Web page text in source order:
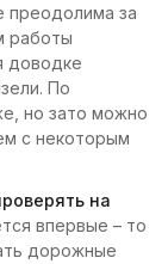
преодолима за
работы
доводке
По
но зато можно
с некоторым
на
впервые – то
дорожные